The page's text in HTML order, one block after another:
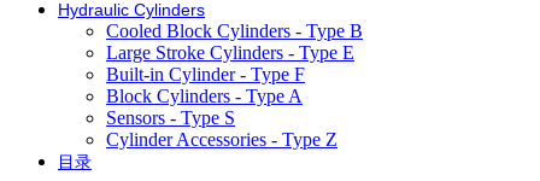
Hydraulic Cylinders
Cooled Block Cylinders - Type B
Large Stroke Cylinders - Type E
Built-in Cylinder - Type F
Block Cylinders - Type A
Sensors - Type S
Cylinder Accessories - Type Z
目录